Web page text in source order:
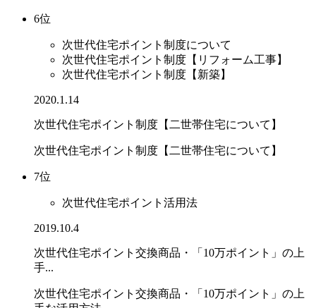
6位
次世代住宅ポイント制度について
次世代住宅ポイント制度【リフォーム工事】
次世代住宅ポイント制度【新築】
2020.1.14
次世代住宅ポイント制度【二世帯住宅について】
次世代住宅ポイント制度【二世帯住宅について】
7位
次世代住宅ポイント活用法
2019.10.4
次世代住宅ポイント交換商品・「10万ポイント」の上
手...
次世代住宅ポイント交換商品・「10万ポイント」の上